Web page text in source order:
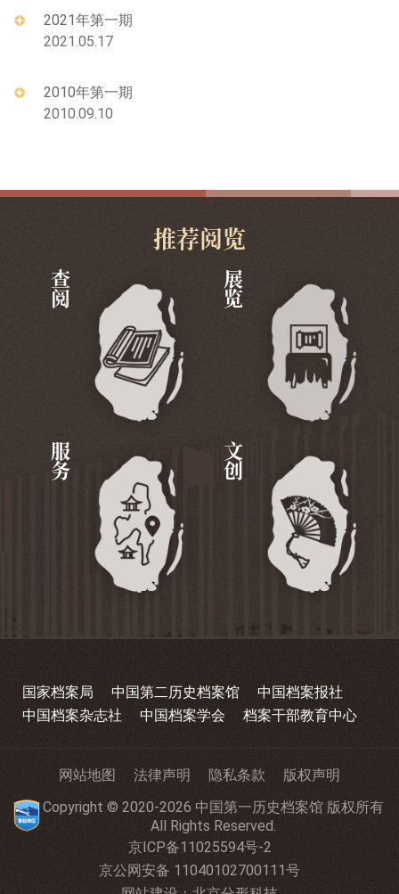
2021年第一期
2021.05.17
2010年第一期
2010.09.10
推荐阅览
查阅 展览
服务 文创
国家档案局 中国第二历史档案馆
中国档案报社
中国档案杂志社
中国档案学会 档案干部教育中心
网站地图 法律声明 隐私条款
版权声明
Copyright © 2020-2026 中国第一历史档案馆 版权所有
All Rights Reserved.
京ICP备11025594号-2
京公网安备 11040102700111号